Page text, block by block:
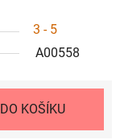
3 - 5
A00558
DO KOŠÍKU